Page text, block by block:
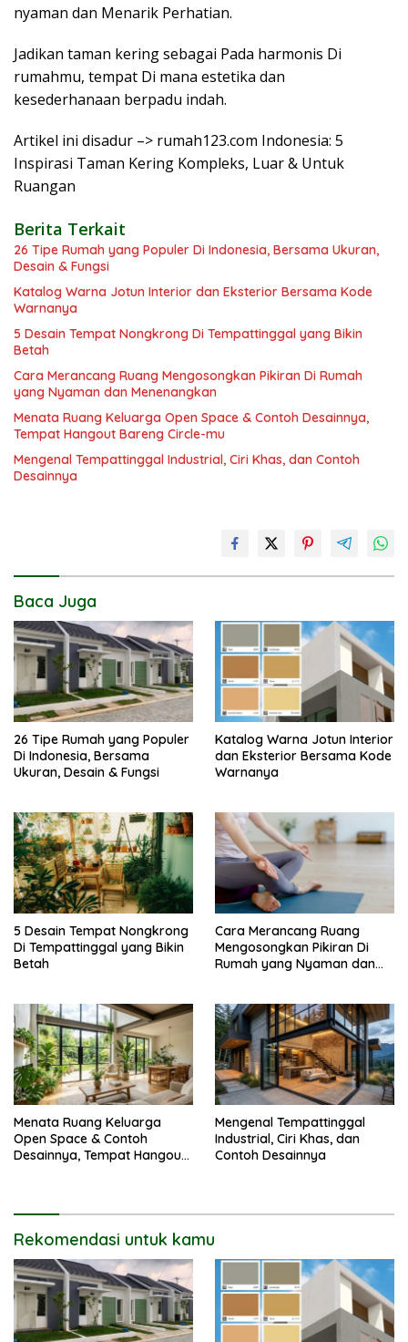
nyaman dan Menarik Perhatian.
Jadikan taman kering sebagai Pada harmonis Di
rumahmu, tempat Di mana estetika dan
kesederhanaan berpadu indah.
Artikel ini disadur –> rumah123.com Indonesia: 5
Inspirasi Taman Kering Kompleks, Luar & Untuk
Ruangan
Berita Terkait
26 Tipe Rumah yang Populer Di Indonesia, Bersama Ukuran,
Desain & Fungsi
Katalog Warna Jotun Interior dan Eksterior Bersama Kode
Warnanya
5 Desain Tempat Nongkrong Di Tempattinggal yang Bikin
Betah
Cara Merancang Ruang Mengosongkan Pikiran Di Rumah
yang Nyaman dan Menenangkan
Menata Ruang Keluarga Open Space & Contoh Desainnya,
Tempat Hangout Bareng Circle-mu
Mengenal Tempattinggal Industrial, Ciri Khas, dan Contoh
Desainnya
Baca Juga
26 Tipe Rumah yang Populer
Di Indonesia, Bersama
Ukuran, Desain & Fungsi
Katalog Warna Jotun Interior
dan Eksterior Bersama Kode
Warnanya
5 Desain Tempat Nongkrong
Di Tempattinggal yang Bikin
Betah
Cara Merancang Ruang
Mengosongkan Pikiran Di
Rumah yang Nyaman dan
Menata Ruang Keluarga
Open Space & Contoh
Desainnya, Tempat Hangout
Mengenal Tempattinggal
Industrial, Ciri Khas, dan
Contoh Desainnya
Rekomendasi untuk kamu